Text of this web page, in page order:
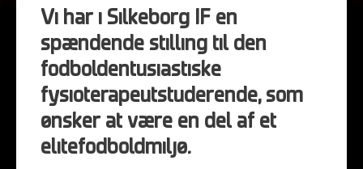
Vi har i Silkeborg IF en
spændende stilling til den
fodboldentusiastiske
fysioterapeutstuderende, som
ønsker at være en del af et
elitefodboldmiljø.